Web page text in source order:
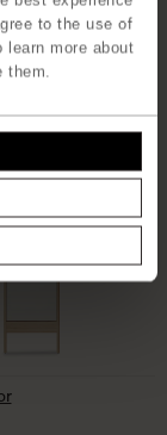
to the use of
learn more about
them.